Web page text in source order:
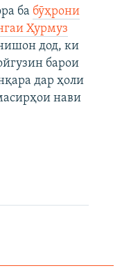
ба бӯҳрони
Ҳурмуз
дод, ки
барои
дар ҳоли
нави